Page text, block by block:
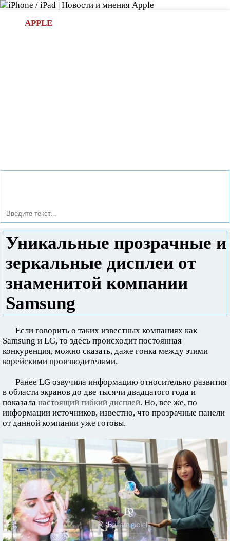
APPLE
Уникальные прозрачные и
зеркальные дисплеи от
знаменитой компании
Samsung
Если говорить о таких известных компаниях как
Samsung и LG, то здесь происходит постоянная
конкуренция, можно сказать, даже гонка между этими
корейскими производителями.
Ранее LG озвучила информацию относительно развития
в области экранов до две тысячи двадцатого года и
показала настоящий гибкий дисплей. Но, все же, по
информации источников, известно, что прозрачные панели
от данной компании уже готовы.